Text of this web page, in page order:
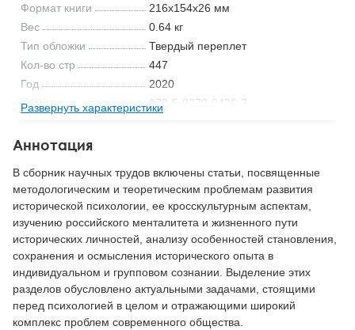
Формат книги
216x154x26 мм
Вес
0.64 кг
Тип обложки
Твердый переплет
Кол-во стр
447
Год
2020
ISBN
978-5-9270-0426-3
Развернуть характеристики
Аннотация
В сборник научных трудов включены статьи, посвященные
методологическим и теоретическим проблемам развития
исторической психологии, ее кросскультурным аспектам,
изучению российского менталитета и жизненного пути
исторических личностей, анализу особенностей становления,
сохранения и осмысления исторического опыта в
индивидуальном и групповом сознании. Выделение этих
разделов обусловлено актуальными задачами, стоящими
перед психологией в целом и отражающими широкий
комплекс проблем современного общества.